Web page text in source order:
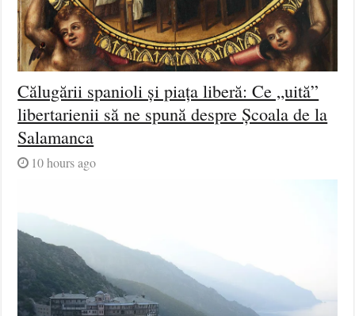
Călugării spanioli și piața liberă: Ce „uită”
libertarienii să ne spună despre Școala de la
Salamanca
10 hours ago